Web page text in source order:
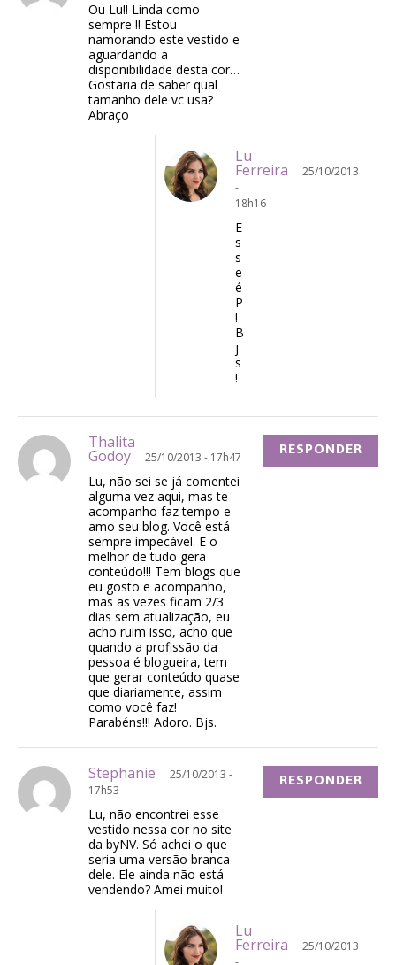
Ou Lu!! Linda como
sempre !! Estou
namorando este vestido e
aguardando a
disponibilidade desta cor…
Gostaria de saber qual
tamanho dele vc usa?
Abraço
Lu
Ferreira
25/10/2013
-
18h16
E
s
s
e
é
P
!
B
j
s
!
Thalita
Godoy 25/10/2013 - 17h47
Lu, não sei se já comentei
alguma vez aqui, mas te
acompanho faz tempo e
amo seu blog. Você está
sempre impecável. E o
melhor de tudo gera
conteúdo!!! Tem blogs que
eu gosto e acompanho,
mas as vezes ficam 2/3
dias sem atualização, eu
acho ruim isso, acho que
quando a profissão da
pessoa é blogueira, tem
que gerar conteúdo quase
que diariamente, assim
como você faz!
Parabéns!!! Adoro. Bjs.
RESPONDER
Stephanie
25/10/2013 -
17h53
Lu, não encontrei esse
vestido nessa cor no site
da byNV. Só achei o que
seria uma versão branca
dele. Ele ainda não está
vendendo? Amei muito!
RESPONDER
Lu
Ferreira
25/10/2013